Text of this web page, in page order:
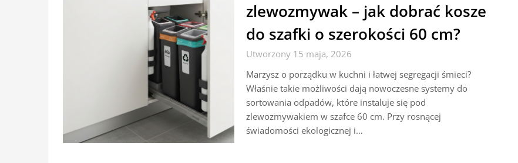
zlewozmywak – jak dobrać kosze
do szafki o szerokości 60 cm?
Utworzony 15 maja, 2026
Marzysz o porządku w kuchni i łatwej segregacji śmieci?
Właśnie takie możliwości dają nowoczesne systemy do
sortowania odpadów, które instaluje się pod
zlewozmywakiem w szafce 60 cm. Przy rosnącej
świadomości ekologicznej i…